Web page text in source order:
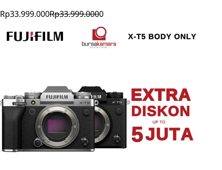
Rp33.999.000Rp33.999.0000